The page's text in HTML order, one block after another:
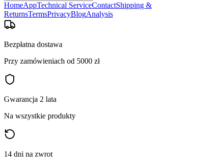
HomeAppTechnical ServiceContactShipping &
ReturnsTermsPrivacyBlogAnalysis
Bezpłatna dostawa
Przy zamówieniach od 5000 zł
Gwarancja 2 lata
Na wszystkie produkty
14 dni na zwrot